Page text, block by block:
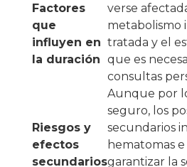
Factores
que
influyen en
la duración
verse
metabolismo
tratada y el
que es
consultas
Riesgos y
efectos
secundarios
Aunque por
seguro, los
secundarios
hematomas
garantizar la